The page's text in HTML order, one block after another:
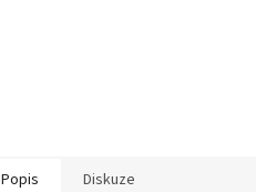
Popis Diskuze